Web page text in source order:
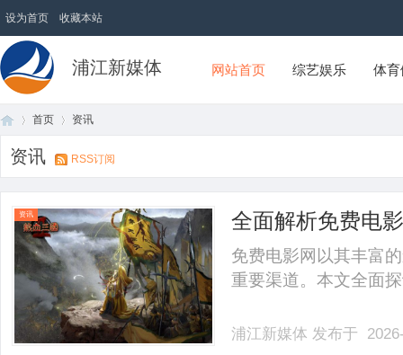
设为首页 收藏本站
浦江新媒体 网站首页 综艺娱乐 体
首页 资讯
资讯 RSS订阅
资讯 全面解析免费电
免费电影网以其丰富
重要渠道。本文全面
浦江新媒体 发布于